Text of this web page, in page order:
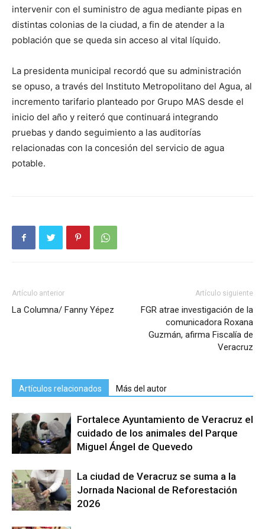
intervenir con el suministro de agua mediante pipas en
distintas colonias de la ciudad, a fin de atender a la
población que se queda sin acceso al vital líquido.
La presidenta municipal recordó que su administración
se opuso, a través del Instituto Metropolitano del Agua, al
incremento tarifario planteado por Grupo MAS desde el
inicio del año y reiteró que continuará integrando
pruebas y dando seguimiento a las auditorías
relacionadas con la concesión del servicio de agua
potable.
Artículo anterior
La Columna/ Fanny Yépez
Artículo siguiente
FGR atrae investigación de la
comunicadora Roxana
Guzmán, afirma Fiscalía de
Veracruz
Artículos relacionados Más del autor
Fortalece Ayuntamiento de Veracruz el
cuidado de los animales del Parque
Miguel Ángel de Quevedo
La ciudad de Veracruz se suma a la
Jornada Nacional de Reforestación
2026